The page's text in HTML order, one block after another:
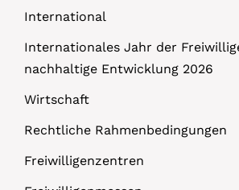
International
Internationales Jahr der
nachhaltige Entwicklung 2026
Wirtschaft
Rechtliche Rahmenbedingungen
Freiwilligenzentren